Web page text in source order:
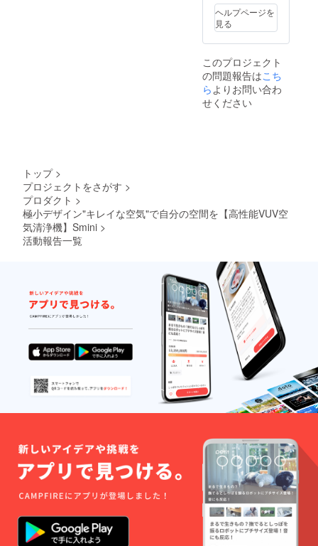
送され
ます。
通常3週
間程度
されま
すが、
稀に１
か月を
超える
る可能
性もご
ざいま
す。ご
ださ
い。 ※
配送は
海外発
送とな
一回検
品後配
間程度
で配送
されま
すが、
稀に１
か月を
超える
ことも
ありま
す。
率が向
上した
場合、
一般販
が変更
になる
可能性
もござ
いま
ン・仕
様は変
ざいま
す。ご
了承く
ださ
い。 ※
配送は
海外発
送とな
り、台
湾から
国際普
通便を
利用し
ます。
庫から
一回検
品後配
送され
ます。
通常3週
間程度
で配送
されま
ヘルプページを
見る
このプロジェクト
の問題報告はこち
らよりお問い合わ
せください
トップ >
プロジェクトをさがす >
プロダクト >
極小デザイン"キレイな空気"で自分の空間を【高性能VUV空
気清浄機】Smini >
活動報告一覧